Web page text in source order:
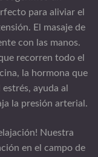
para aliviar el
El masaje de
con las manos.
recorren todo el
la hormona que
ayuda al
la presión arterial.
Nuestra
en el campo de